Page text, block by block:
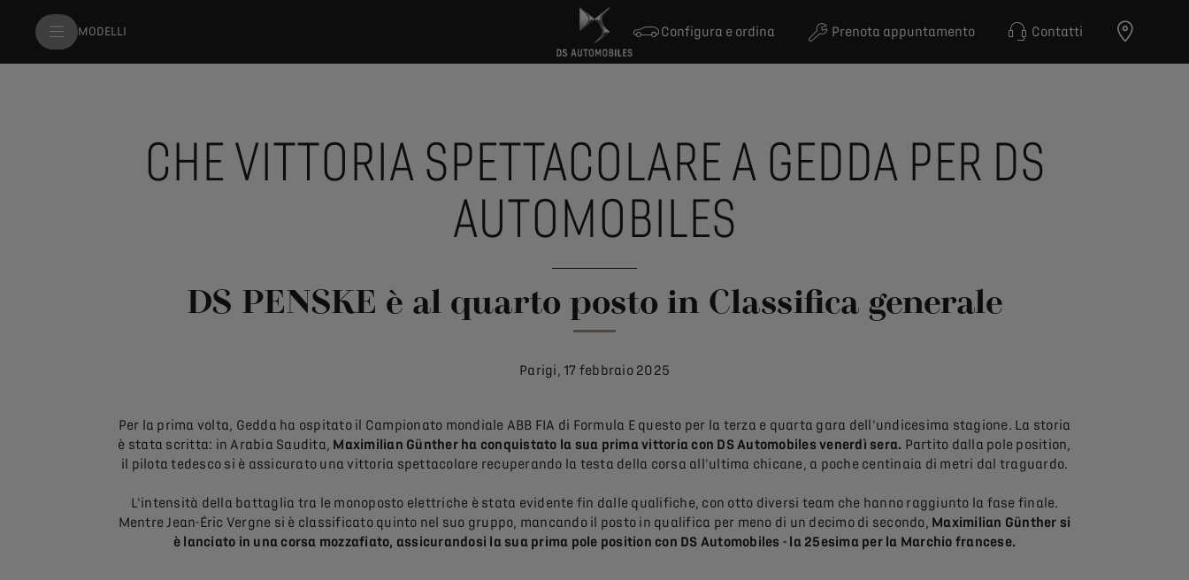
MODELLI Configura e ordina Prenota appuntamento Contatti
CHE VITTORIA SPETTACOLARE A GEDDA PER DS
AUTOMOBILES
DS PENSKE è al quarto posto in Classifica generale
Parigi, 17 febbraio 2025
Per la prima volta, Gedda ha ospitato il Campionato mondiale ABB FIA di Formula E questo per la terza e quarta gara dell'undicesima stagione. La storia
è stata scritta: in Arabia Saudita, Maximilian Günther ha conquistato la sua prima vittoria con DS Automobiles venerdì sera. Partito dalla pole position,
il pilota tedesco si è assicurato una vittoria spettacolare recuperando la testa della corsa all'ultima chicane, a poche centinaia di metri dal traguardo.
L'intensità della battaglia tra le monoposto elettriche è stata evidente fin dalle qualifiche, con otto diversi team che hanno raggiunto la fase finale.
Mentre Jean-Éric Vergne si è classificato quinto nel suo gruppo, mancando il posto in qualifica per meno di un decimo di secondo, Maximilian Günther si
è lanciato in una corsa mozzafiato, assicurandosi la sua prima pole position con DS Automobiles - la 25esima per la Marchio francese.